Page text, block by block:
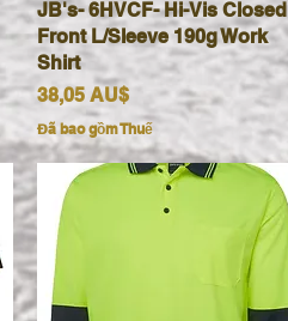
Xem nhanh
JB's- 6HVCF- Hi-Vis Closed
Front L/Sleeve 190g Work
Shirt
Giá
38,05 AU$
Đã bao gồm Thuế